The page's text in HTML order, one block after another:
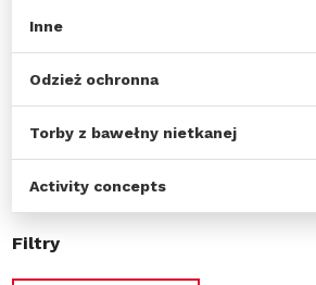
Inne
Odzież ochronna
Torby z bawełny nietkanej
Activity concepts
Filtry